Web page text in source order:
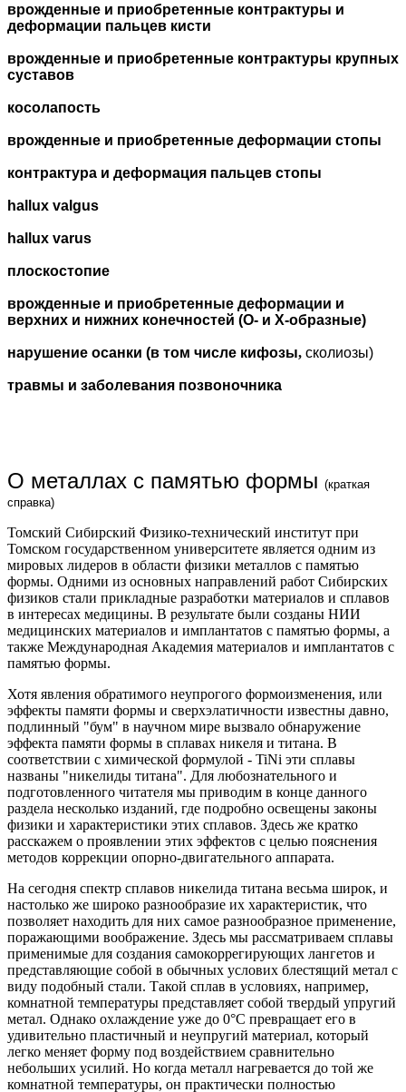
врожденные и приобретенные контрактуры и
деформации пальцев кисти
врожденные и приобретенные контрактуры крупных
суставов
косолапость
врожденные и приобретенные деформации стопы
контрактура и деформация пальцев стопы
hallux valgus
hallux varus
плоскостопие
врожденные и приобретенные деформации и
верхних и нижних конечностей (О- и Х-образные)
нарушение осанки (в том числе кифозы, сколиозы)
травмы и заболевания позвоночника
О металлах с памятью формы (краткая
справка)
Томский Сибирский Физико-технический институт при
Томском государственном университете является одним из
мировых лидеров в области физики металлов с памятью
формы. Одними из основных направлений работ Сибирских
физиков стали прикладные разработки материалов и сплавов
в интересах медицины. В результате были созданы НИИ
медицинских материалов и имплантатов с памятью формы, а
также Международная Академия материалов и имплантатов с
памятью формы.
Хотя явления обратимого неупрогого формоизменения, или
эффекты памяти формы и сверхэлатичности известны давно,
подлинный "бум" в научном мире вызвало обнаружение
эффекта памяти формы в сплавах никеля и титана. В
соответствии с химической формулой - TiNi эти сплавы
названы "никелиды титана". Для любознательного и
подготовленного читателя мы приводим в конце данного
раздела несколько изданий, где подробно освещены законы
физики и характеристики этих сплавов. Здесь же кратко
расскажем о проявлении этих эффектов с целью пояснения
методов коррекции опорно-двигательного аппарата.
На сегодня спектр сплавов никелида титана весьма широк, и
настолько же широко разнообразие их характеристик, что
позволяет находить для них самое разнообразное применение,
поражающими воображение. Здесь мы рассматриваем сплавы
применимые для создания самокоррегирующих лангетов и
представляющие собой в обычных услових блестящий метал с
виду подобный стали. Такой сплав в условиях, например,
комнатной температуры представляет собой твердый упругий
метал. Однако охлаждение уже до 0°С превращает его в
удивительно пластичный и неупругий материал, который
легко меняет форму под воздействием сравнительно
небольших усилий. Но когда металл нагревается до той же
комнатной температуры, он практически полностью